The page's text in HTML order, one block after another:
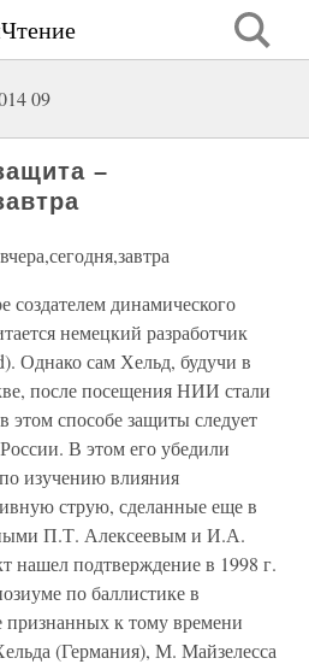
09
–
динамического
немецкий разработчик
Однако сам Хельд, будучи в
после посещения НИИ стали
этом способе защиты следует
В этом его убедили
изучению влияния
струю, сделанные еще в
П.Т. Алексеевым и И.А.
нашел подтверждение в 1998 г.
по баллистике в
признанных к тому времени
(Германия), М. Майзелесса